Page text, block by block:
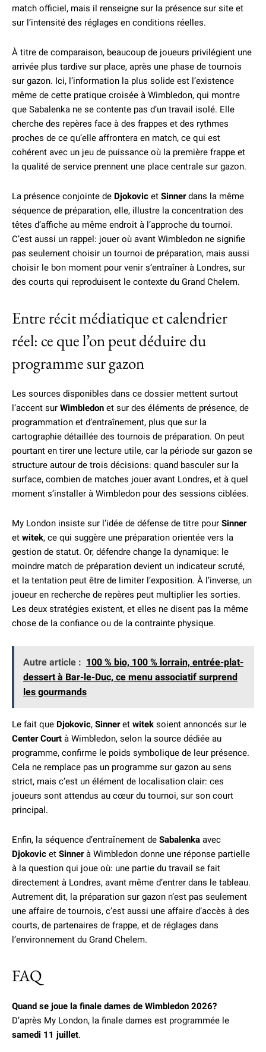
match officiel, mais il renseigne sur la présence sur site et
sur l’intensité des réglages en conditions réelles.
À titre de comparaison, beaucoup de joueurs privilégient une
arrivée plus tardive sur place, après une phase de tournois
sur gazon. Ici, l’information la plus solide est l’existence
même de cette pratique croisée à Wimbledon, qui montre
que Sabalenka ne se contente pas d’un travail isolé. Elle
cherche des repères face à des frappes et des rythmes
proches de ce qu’elle affrontera en match, ce qui est
cohérent avec un jeu de puissance où la première frappe et
la qualité de service prennent une place centrale sur gazon.
La présence conjointe de Djokovic et Sinnerdans la même
séquence de préparation, elle, illustre la concentration des
têtes d’affiche au même endroit à l’approche du tournoi.
C’est aussi un rappel: jouer où avant Wimbledon ne signifie
pas seulement choisir un tournoi de préparation, mais aussi
choisir le bon moment pour venir s’entraîner à Londres, sur
des courts qui reproduisent le contexte du Grand Chelem.
Entre récit médiatique et calendrier
réel: ce que l’on peut déduire du
programme sur gazon
Les sources disponibles dans ce dossier mettent surtout
l’accent sur Wimbledon et sur des éléments de présence, de
programmation et d’entraînement, plus que sur la
cartographie détaillée des tournois de préparation. On peut
pourtant en tirer une lecture utile, car la période sur gazon se
structure autour de trois décisions: quand basculer sur la
surface, combien de matches jouer avant Londres, et à quel
moment s’installer à Wimbledon pour des sessions ciblées.
My London insiste sur l’idée de défense de titre pour Sinner
et witek, ce qui suggère une préparation orientée vers la
gestion de statut. Or, défendre change la dynamique: le
moindre match de préparation devient un indicateur scruté,
et la tentation peut être de limiter l’exposition. À l’inverse, un
joueur en recherche de repères peut multiplier les sorties.
Les deux stratégies existent, et elles ne disent pas la même
chose de la confiance ou de la contrainte physique.
Autre article : 100 % bio, 100 % lorrain, entrée-plat-
dessert à Bar-le-Duc, ce menu associatif surprend
les gourmands
Le fait que Djokovic, Sinneret witek soient annoncés sur le
Center Court à Wimbledon, selon la source dédiée au
programme, confirme le poids symbolique de leur présence.
Cela ne remplace pas un programme sur gazon au sens
strict, mais c’est un élément de localisation clair: ces
joueurs sont attendus au cœur du tournoi, sur son court
principal.
Enfin, la séquence d’entraînement de Sabalenka avec
Djokovic et Sinnerà Wimbledon donne une réponse partielle
à la question qui joue où: une partie du travail se fait
directement à Londres, avant même d’entrer dans le tableau.
Autrement dit, la préparation sur gazon n’est pas seulement
une affaire de tournois, c’est aussi une affaire d’accès à des
courts, de partenaires de frappe, et de réglages dans
l’environnement du Grand Chelem.
FAQ
Quand se joue la finale dames de Wimbledon 2026?
D’après My London, la finale dames est programmée le
samedi 11 juillet.